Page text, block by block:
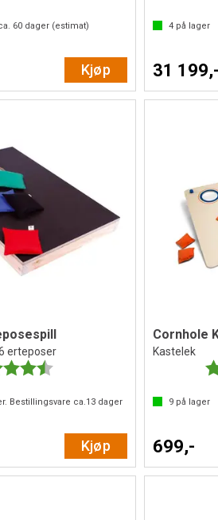
60dager (estimat)
Kjøp
4 på lager
31 199,-
erteposer
Bestillingsvare ca.13dager
Kjøp
Cornhole
Kastelek
9 på lager
699,-